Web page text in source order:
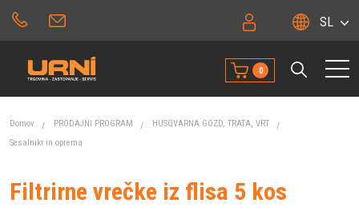
SL
0
Domov PRODAJNI PROGRAM
HUSQVARNA GOZD, TRATA, VRT
Sesalniki in oprema
Filtrirne vrečke iz flisa 5 kos